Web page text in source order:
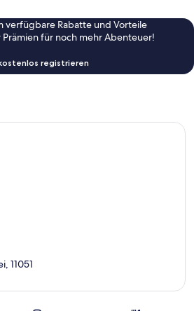
verfügbare Rabatte und Vorteile
für noch mehr Abenteuer!
registrieren
11051